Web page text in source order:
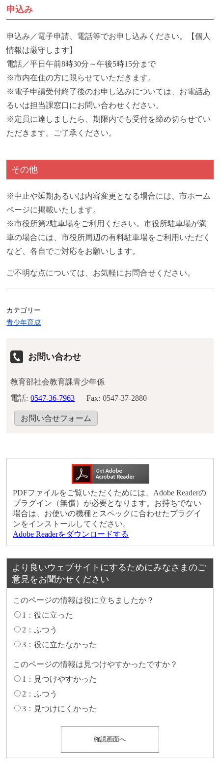
申込み
申込み／電子申請、電話等でお申し込みください。【個人
情報は厳守します】
電話／平日午前8時30分～午後5時15分まで
※市内在住の方に限らせていただきます。
※電子申請受付終了後のお申し込みについては、お電話あ
るいは担当課窓口にお問い合わせください。
※定員に達しましたら、期限内でも受付を締め切らせてい
ただきます。ご了承ください。
その他
※中止や延期あるいは内容変更となる場合には、市ホーム
ページに掲載いたします。
※市役所第2駐車場をご利用ください。市役所駐車場が満
車の場合には、市役所周辺の有料駐車場をご利用いただく
など、各自でご対応をお願いします。
ご不明な点については、お気軽にお問合せください。
カテゴリー
青少年育成
お問い合わせ
教育部社会教育課青少年係
電話: 0547-36-7963 Fax: 0547-37-2880
お問い合せフォーム
PDFファイルをご覧いただくためには、Adobe Readerの
プラグイン（無償）が必要となります。お持ちでない
場合は、お使いの機種とスペックに合わせたプラグイ
ンをインストールしてください。
Adobe Readerをダウンロードする
より良いウェブサイトにするためにみなさまのご
意見をお聞かせください
このページの情報は役に立ちましたか？
1：役に立った
2：ふつう
3：役に立たなかった
このページの情報は見つけやすかったですか？
1：見つけやすかった
2：ふつう
3：見つけにくかった